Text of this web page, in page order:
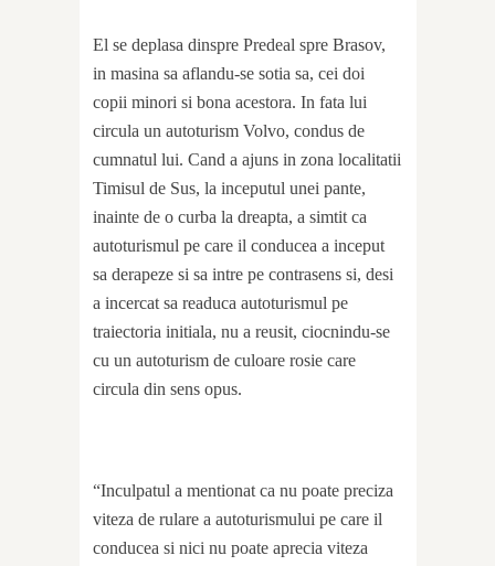
El se deplasa dinspre Predeal spre Brasov,
in masina sa aflandu-se sotia sa, cei doi
copii minori si bona acestora. In fata lui
circula un autoturism Volvo, condus de
cumnatul lui. Cand a ajuns in zona localitatii
Timisul de Sus, la inceputul unei pante,
inainte de o curba la dreapta, a simtit ca
autoturismul pe care il conducea a inceput
sa derapeze si sa intre pe contrasens si, desi
a incercat sa readuca autoturismul pe
traiectoria initiala, nu a reusit, ciocnindu-se
cu un autoturism de culoare rosie care
circula din sens opus.
“Inculpatul a mentionat ca nu poate preciza
viteza de rulare a autoturismului pe care il
conducea si nici nu poate aprecia viteza